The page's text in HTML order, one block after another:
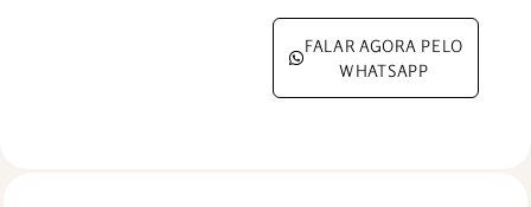
FALAR AGORA PELO
WHATSAPP